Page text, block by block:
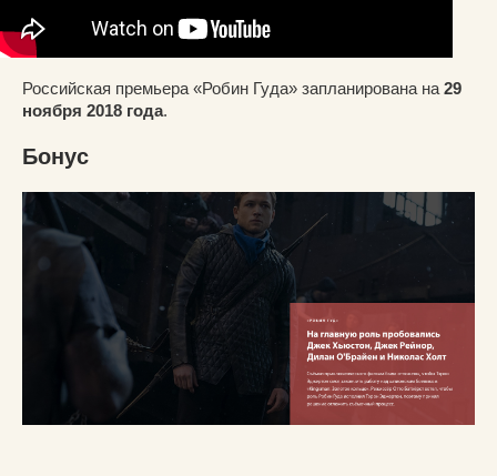
Российская премьера «Робин Гуда» запланирована на 29
ноября 2018 года.
Бонус